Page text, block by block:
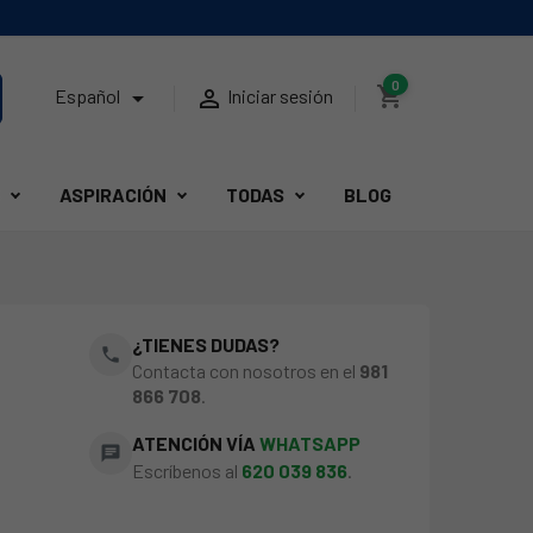
Español   Iniciar sesión shopping_cart
0
ASPIRACIÓN TODAS BLOG
phone
¿TIENES DUDAS?
Contacta con nosotros en el 981
866 708.
chat ATENCIÓN VÍAWHATSAPP
Escríbenos al 620 039 836